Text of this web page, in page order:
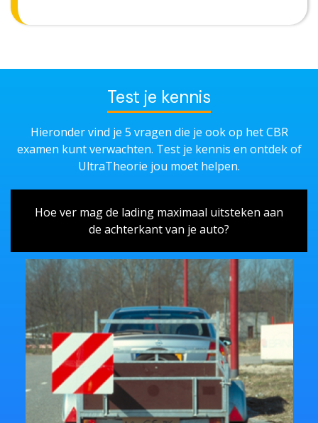
Test je kennis
Hieronder vind je 5 vragen die je ook op het CBR
examen kunt verwachten. Test je kennis en ontdek of
UltraTheorie jou moet helpen.
Hoe ver mag de lading maximaal uitsteken aan
de achterkant van je auto?